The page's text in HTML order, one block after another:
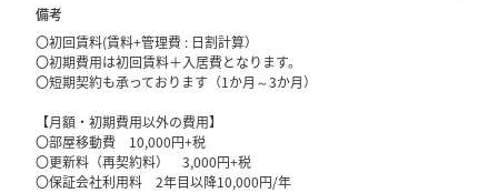
備考
〇初回賃料(賃料+管理費 : 日割計算）
〇初期費用は初回賃料＋入居費となります。
〇短期契約も承っております（1か月～3か月）
【月額・初期費用以外の費用】
〇部屋移動費 10,000円+税
〇更新料（再契約料） 3,000円+税
〇保証会社利用料 2年目以降10,000円/年